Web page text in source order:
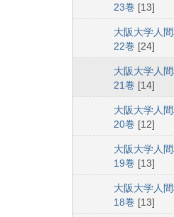
23巻 [13]
大阪大学人
22巻 [24]
大阪大学人
21巻 [14]
大阪大学人
20巻 [12]
大阪大学人
19巻 [13]
大阪大学人
18巻 [13]